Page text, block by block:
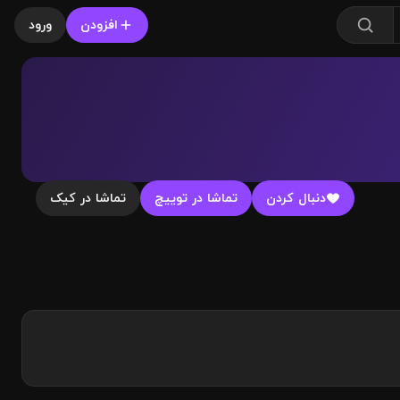
افزودن ورود
دنبال کردن تماشا در توییچ تماشا در کیک